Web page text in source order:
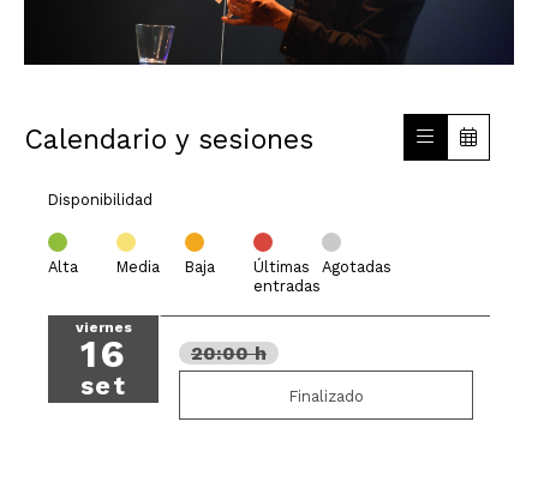
Calendario y sesiones
Disponibilidad
Alta Media Baja
Últimas
entradas
Agotadas
viernes
16
set
20:00 h
Finalizado